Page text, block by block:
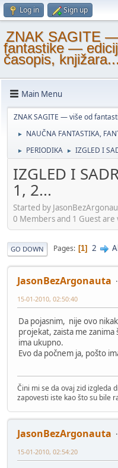
Log in Sign up
ZNAK SAGITE
fantastike —
časopis,
Main Menu
ZNAK SAGITE — više od
► NAUČNA FANTASTIKA,
► PERIODIKA ► IZGLED I
IZGLED I
1, 2...
Started by
0 Members and 1 Guest are
GO DOWN Pages 1 2
JasonBezArgonauta
15-01-2010, 02:50:40
Da pojasnim, nije ovo
projekat, zaista me
ima ukupno.
Evo da počnem ja, pošto
Čini mi se da ovaj zid izgleda
zapovesti iste kao što su bile
JasonBezArgonauta
15-01-2010, 02:54:20